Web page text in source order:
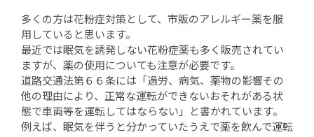
多くの方は花粉症対策として、市販のアレルギー薬を服
用していると思います。
最近では眠気を誘発しない花粉症薬も多く販売されてい
ますが、薬の使用についても注意が必要です。
道路交通法第６６条には「過労、病気、薬物の影響その
他の理由により、正常な運転ができないおそれがある状
態で車両等を運転してはならない」と書かれています。
例えば、眠気を伴うと分かっていたうえで薬を飲んで運転